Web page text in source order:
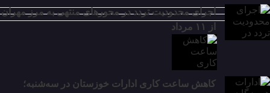
اجرای محدودیت تردد در محورهای منتهی به مرز مهران
از ۱۱ مرداد
کاهش ساعت کاری ادارات خوزستان در سه‌شنبه؛